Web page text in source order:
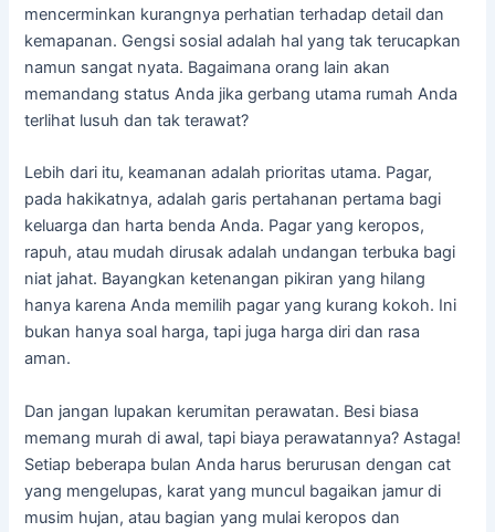
mencerminkan kurangnya perhatian terhadap detail dan
kemapanan. Gengsi sosial adalah hal yang tak terucapkan
namun sangat nyata. Bagaimana orang lain akan
memandang status Anda jika gerbang utama rumah Anda
terlihat lusuh dan tak terawat?
Lebih dari itu, keamanan adalah prioritas utama. Pagar,
pada hakikatnya, adalah garis pertahanan pertama bagi
keluarga dan harta benda Anda. Pagar yang keropos,
rapuh, atau mudah dirusak adalah undangan terbuka bagi
niat jahat. Bayangkan ketenangan pikiran yang hilang
hanya karena Anda memilih pagar yang kurang kokoh. Ini
bukan hanya soal harga, tapi juga harga diri dan rasa
aman.
Dan jangan lupakan kerumitan perawatan. Besi biasa
memang murah di awal, tapi biaya perawatannya? Astaga!
Setiap beberapa bulan Anda harus berurusan dengan cat
yang mengelupas, karat yang muncul bagaikan jamur di
musim hujan, atau bagian yang mulai keropos dan